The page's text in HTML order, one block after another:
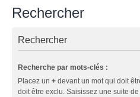
Rechercher
Rechercher
Recherche par mots-clés :
Placez un + devant un mot qui doit
doit être exclu. Saisissez une suite